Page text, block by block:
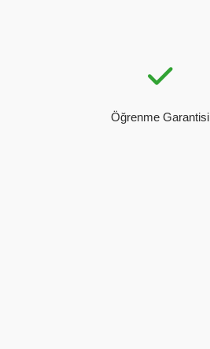
Öğrenme Garantisi